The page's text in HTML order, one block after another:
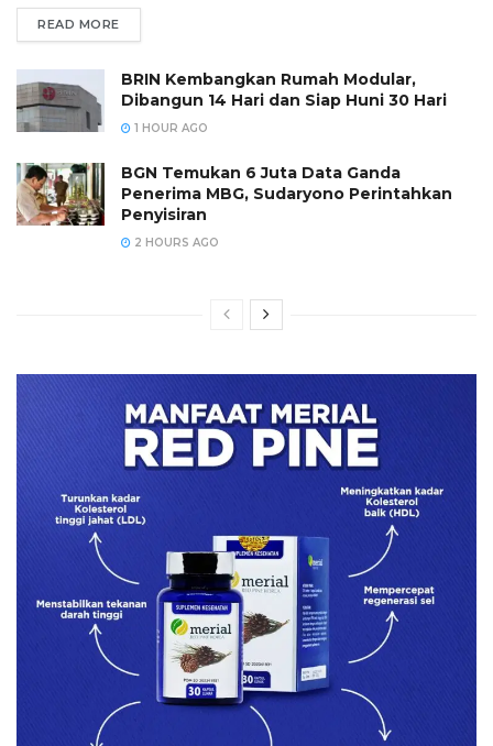
READ MORE
BRIN Kembangkan Rumah Modular,
Dibangun 14 Hari dan Siap Huni 30 Hari
1 HOUR AGO
BGN Temukan 6 Juta Data Ganda
Penerima MBG, Sudaryono Perintahkan
Penyisiran
2 HOURS AGO